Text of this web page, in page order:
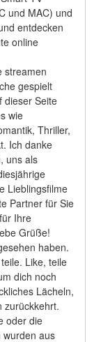
und MAC) und
entdecken
online
streamen
gespielt
dieser Seite
wie
Thriller,
Ich danke
uns als
Lieblingsfilme
Partner für Sie
Ihre
Grüße!
haben.
Like, teile
dich noch
Lächeln,
zurückkehrt.
oder die
wurden aus